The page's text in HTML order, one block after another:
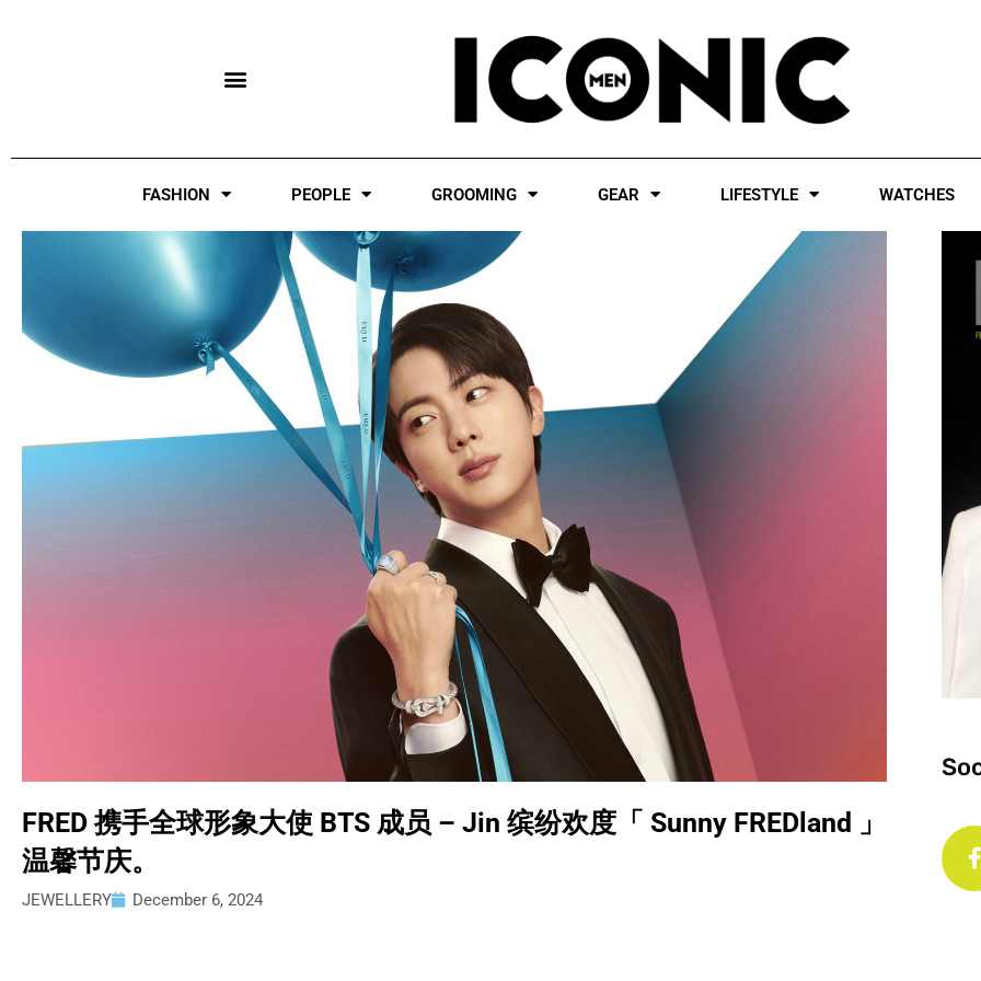
FASHION PEOPLE GROOMING GEAR LIFESTYLE WATCHES
FRED 携手全球形象大使 BTS 成员 – Jin 缤纷欢度「 Sunny FREDland 」
温馨节庆。
JEWELLERY December 6, 2024
c